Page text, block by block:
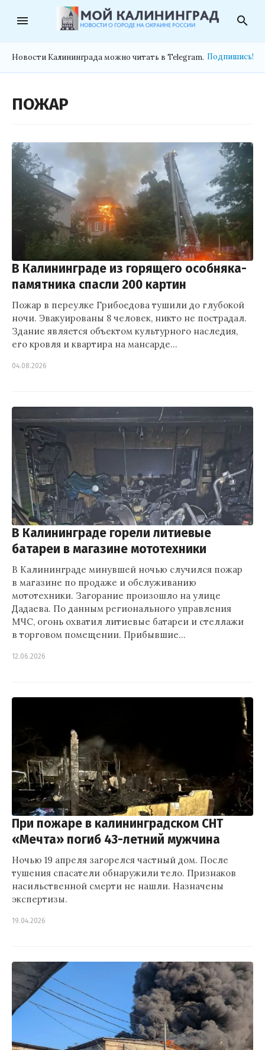
menu search
Новости Калининграда можно читать в Telegram. Подпишись!
ПОЖАР
В Калининграде из горящего особняка-
памятника спасли 200 картин
Пожар в переулке Грибоедова тушили до глубокой
ночи. Эвакуированы 8 человек, никто не пострадал.
Здание является объектом культурного наследия,
его кровля и квартира на мансарде…
04.08.2026
В Калининграде горели литиевые
батареи в магазине мототехники
В Калининграде минувшей ночью случился пожар
в магазине по продаже и обслуживанию
мототехники. Загорание произошло на улице
Дадаева. По данным регионального управления
МЧС, огонь охватил литиевые батареи и стеллажи
в торговом помещении. Прибывшие…
12.06.2026
При пожаре в калининградском СНТ
«Мечта» погиб 43-летний мужчина
Ночью 19 апреля загорелся частный дом. После
тушения спасатели обнаружили тело. Признаков
насильственной смерти не нашли. Назначены
экспертизы.
19.04.2026